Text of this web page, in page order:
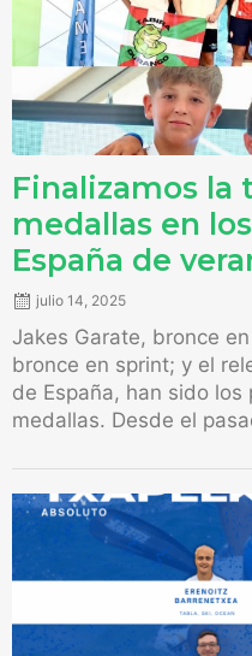
Finalizamos la
medallas en
España de
julio 14, 2025
Jakes Garate, bronce
bronce en sprint; y el
de España, han sido
medallas. Desde el